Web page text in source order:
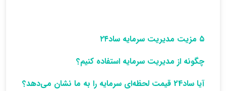
۵ مزیت مدیریت سرمایه ساد۲۴
چگونه از مدیریت سرمایه استفاده کنیم؟
آیا ساد24 قیمت لحظه‌ای سرمایه را به ما نشان می‌دهد؟